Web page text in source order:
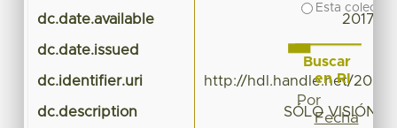
dc.date.available 2017-
dc.date.issued
dc.identifier.uri http://hdl.handle.net/
dc.description SÓLO VISIÓN
Esta
Buscar
en RI
Por
Fecha